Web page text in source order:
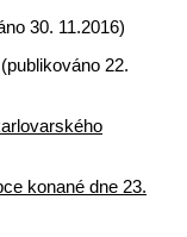
30. 11.2016)
(publikováno 22.
konané dne 23.